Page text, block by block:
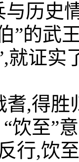
历史
”的武
”,就
得胜归
饮至”
行,饮